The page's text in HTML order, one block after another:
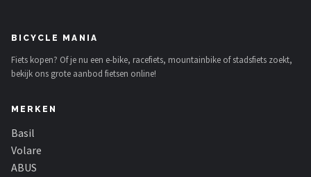
AXA
BBB Cycling
Schwalbe
BICYCLE MANIA
Fiets kopen? Of je nu een e-bike, racefiets, mountainbike of stadsfiets zoekt,
bekijk ons grote aanbod fietsen online!
MERKEN
Basil
Volare
ABUS